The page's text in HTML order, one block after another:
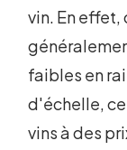
vin. En
faibles en
d'échelle,
vins à des